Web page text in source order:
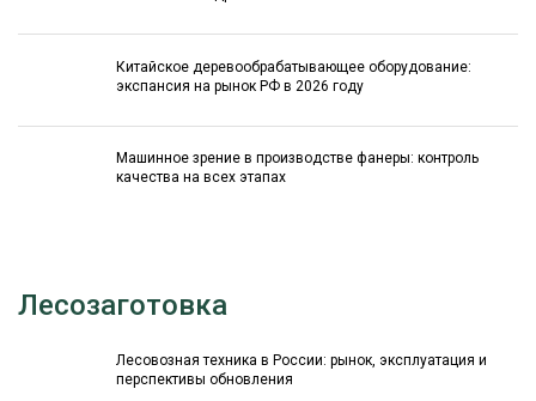
Китайское деревообрабатывающее оборудование:
экспансия на рынок РФ в 2026 году
Машинное зрение в производстве фанеры: контроль
качества на всех этапах
Лесозаготовка
Лесовозная техника в России: рынок, эксплуатация и
перспективы обновления